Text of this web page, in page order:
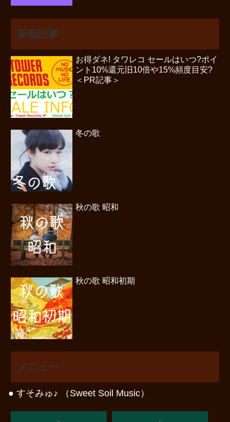
新着記事
お得ダネ! タワレコ セールはいつ?ポイ
ント10%還元旧10倍や15%頻度目安?
＜PR記事＞
冬の歌
秋の歌 昭和
秋の歌 昭和初期
メニュー
● すそみゅ♪ （Sweet Soil Music）